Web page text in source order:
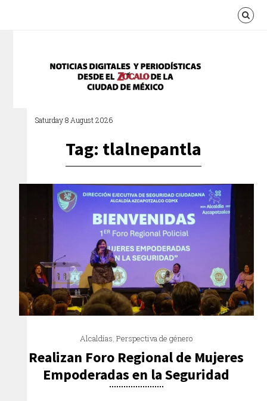
Saturday 8 August 2026
Tag: tlalnepantla
Alcaldías,Perspectiva de género
Realizan Foro Regional de Mujeres
Empoderadas en la Seguridad